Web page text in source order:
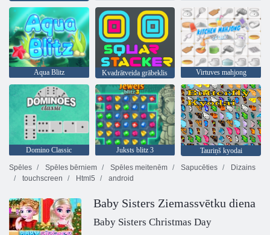
Aqua Blitz Kvadrātveida grābeklis Virtuves mahjong
Domino Classic Juksts blitz 3
Tauriņš kyodai
Spēles
Spēles bērniem Spēles meitenēm Sapucēties
Dizains
touchscreen
Html5 android
Baby Sisters Ziemassvētku diena
Baby Sisters Christmas Day